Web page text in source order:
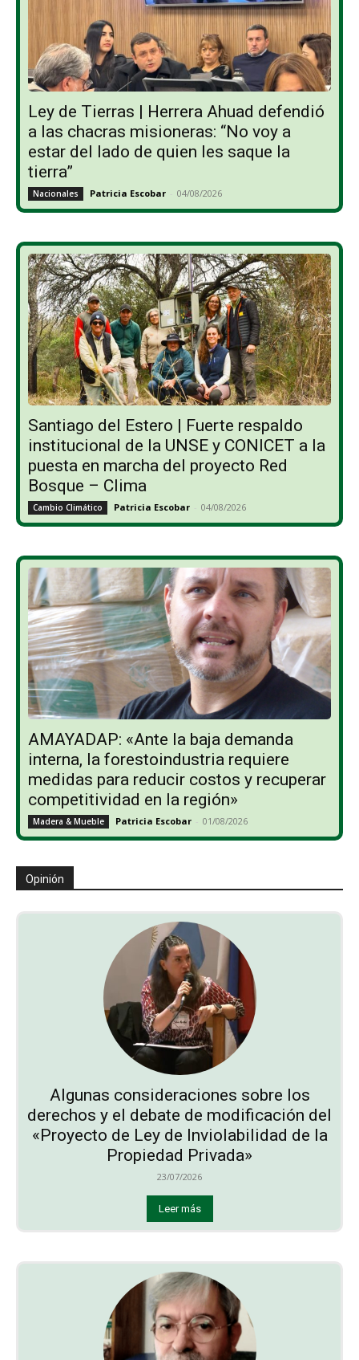
Ley de Tierras | Herrera Ahuad defendió
a las chacras misioneras: “No voy a
estar del lado de quien les saque la
tierra”
Nacionales Patricia Escobar - 04/08/2026
Santiago del Estero | Fuerte respaldo
institucional de la UNSE y CONICET a la
puesta en marcha del proyecto Red
Bosque – Clima
Cambio Climático Patricia Escobar - 04/08/2026
AMAYADAP: «Ante la baja demanda
interna, la forestoindustria requiere
medidas para reducir costos y recuperar
competitividad en la región»
Madera & Mueble Patricia Escobar - 01/08/2026
Opinión
Algunas consideraciones sobre los
derechos y el debate de modificación del
«Proyecto de Ley de Inviolabilidad de la
Propiedad Privada»
23/07/2026
Leer más